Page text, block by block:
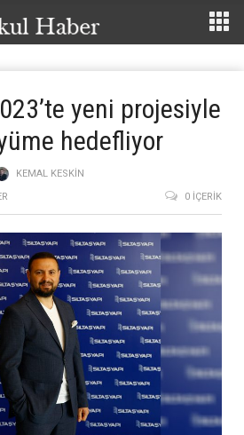
yeni projesiyle
hedefliyor
KEMAL KESKIN
0 İÇERIK